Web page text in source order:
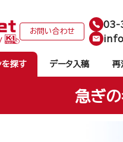
お問い合わせ
03-
を探す データ入稿 再
急ぎ